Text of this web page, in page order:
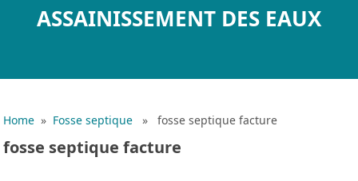
ASSAINISSEMENT DES EAUX
Home » Fosse septique » fosse septique facture
fosse septique facture